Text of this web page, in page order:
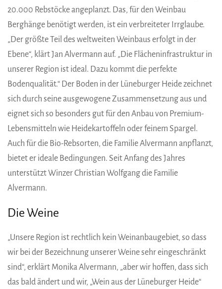
20.000 Rebstöcke angeplanzt. Das, für den Weinbau
Berghänge benötigt werden, ist ein verbreiteter Irrglaube.
„Der größte Teil des weltweiten Weinbaus erfolgt in der
Ebene“, klärt Jan Alvermann auf. „Die Flächeninfrastruktur in
unserer Region ist ideal. Dazu kommt die perfekte
Bodenqualität.“ Der Boden in der Lüneburger Heide zeichnet
sich durch seine ausgewogene Zusammensetzung aus und
eignet sich so besonders gut für den Anbau von Premium-
Lebensmitteln wie Heidekartoffeln oder feinem Spargel.
Auch für die Bio-Rebsorten, die Familie Alvermann anpflanzt,
bietet er ideale Bedingungen. Seit Anfang des Jahres
unterstützt Winzer Christian Wolfgang die Familie
Alvermann.
Die Weine
„Unsere Region ist rechtlich kein Weinanbaugebiet, so dass
wir bei der Bezeichnung unserer Weine sehr eingeschränkt
sind“, erklärt Monika Alvermann, „aber wir hoffen, dass sich
das bald ändert und wir, „Wein aus der Lüneburger Heide“